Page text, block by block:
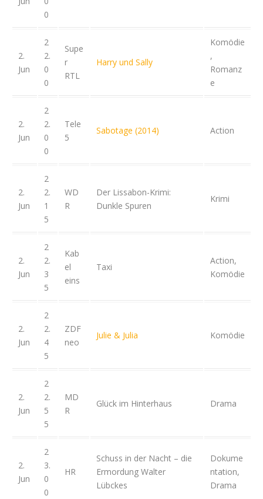
0
2.
Jun
2
2.
0
0
Supe
r
RTL
Harry und Sally
Komödie
,
Romanz
e
2.
Jun
2
2.
0
0
Tele
5
Sabotage (2014) Action
2.
Jun
2
2.
1
5
WD
R
Der Lissabon-Krimi:
Dunkle Spuren
Krimi
2.
Jun
2
2.
3
5
Kab
el
eins
Taxi
Action,
Komödie
2.
Jun
2
2.
4
5
ZDF
neo
Julie & Julia Komödie
2.
Jun
2
2.
5
5
MD
R
Glück im Hinterhaus Drama
2.
Jun
2
3.
0
0
HR
Schuss in der Nacht – die
Ermordung Walter
Lübckes
Dokume
ntation,
Drama